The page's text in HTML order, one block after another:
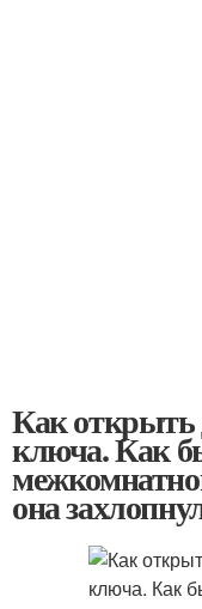
Как открыть
ключа. Как
она